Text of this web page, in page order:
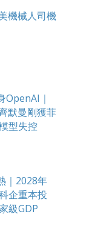
機械人司機
OpenAI｜
默曼剛獲菲
型失控
｜2028年
企重本投
級GDP